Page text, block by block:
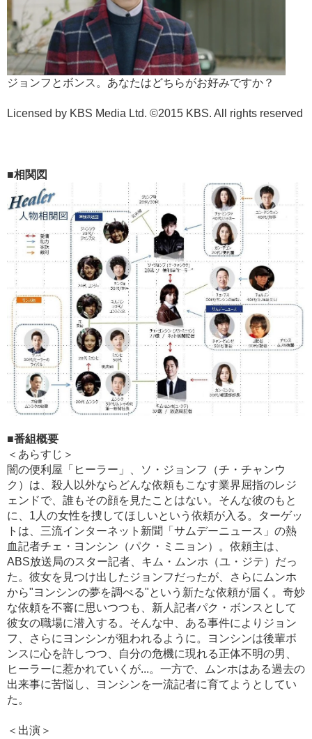
ジョンフとボンス。あなたはどちらがお好みですか？
Licensed by KBS Media Ltd. ©2015 KBS. All rights reserved
■相関図
■番組概要
＜あらすじ＞
闇の便利屋「ヒーラー」、ソ・ジョンフ（チ・チャンウ
ク）は、殺人以外ならどんな依頼もこなす業界屈指のレジ
ェンドで、誰もその顔を見たことはない。そんな彼のもと
に、1人の女性を捜してほしいという依頼が入る。ターゲッ
トは、三流インターネット新聞「サムデーニュース」の熱
血記者チェ・ヨンシン（パク・ミニョン）。依頼主は、
ABS放送局のスター記者、キム・ムンホ（ユ・ジテ）だっ
た。彼女を見つけ出したジョンフだったが、さらにムンホ
から"ヨンシンの夢を調べる"という新たな依頼が届く。奇妙
な依頼を不審に思いつつも、新人記者パク・ボンスとして
彼女の職場に潜入する。そんな中、ある事件によりジョン
フ、さらにヨンシンが狙われるように。ヨンシンは後輩ボ
ンスに心を許しつつ、自分の危機に現れる正体不明の男、
ヒーラーに惹かれていくが...。一方で、ムンホはある過去の
出来事に苦悩し、ヨンシンを一流記者に育てようとしてい
た。
＜出演＞